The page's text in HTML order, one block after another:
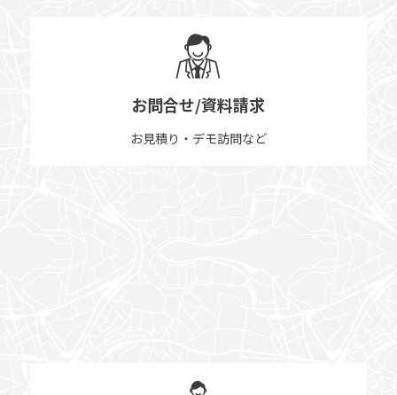
お問合せ/資料請求
お見積り・デモ訪問など